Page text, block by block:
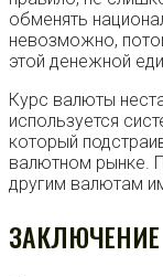
обменять
невозможно,
этой денежной
Курс валюты
используется
который
валютном рынке.
другим валютам
ЗАКЛЮЧЕНИЕ